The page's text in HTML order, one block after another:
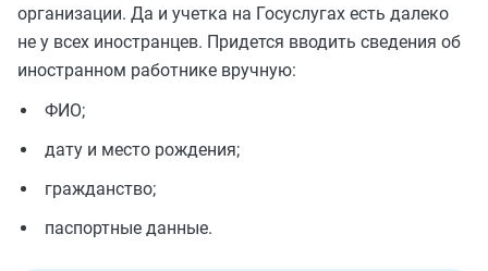
организации. Да и учетка на Госуслугах есть далеко
не у всех иностранцев. Придется вводить сведения об
иностранном работнике вручную:
ФИО;
дату и место рождения;
гражданство;
паспортные данные.